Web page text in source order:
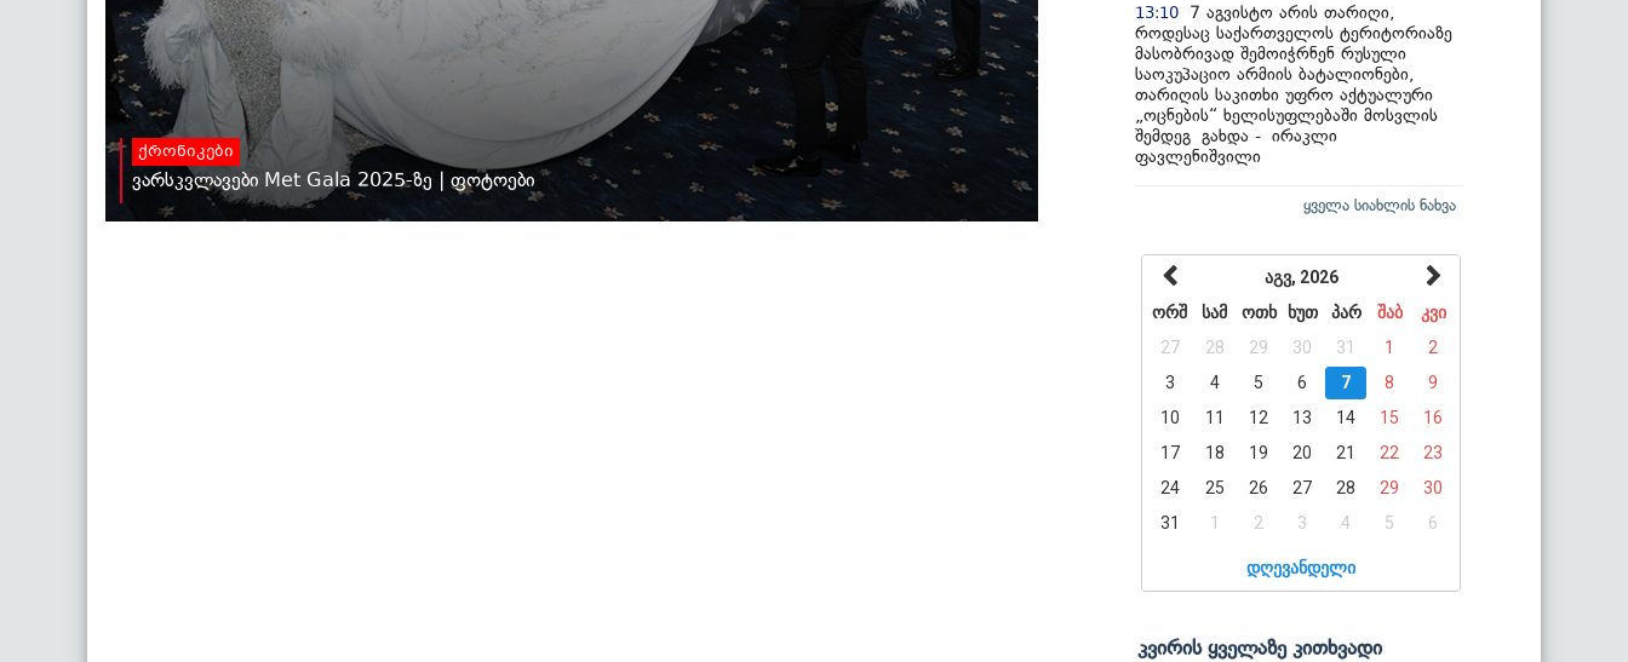
ქრონიკები
ვარსკვლავები Met Gala 2025-ზე | ფოტოები
13:10
7 აგვისტო არის თარიღი,
როდესაც საქართველოს ტერიტორიაზე
მასობრივად შემოიჭრნენ რუსული
საოკუპაციო არმიის ბატალიონები,
თარიღის საკითხი უფრო აქტუალური
„ოცნების“ ხელისუფლებაში მოსვლის
შემდეგ გახდა - ირაკლი
ფავლენიშვილი
ყველა სიახლის ნახვა
აგვ, 2026
ორშ
სამ ოთხ ხუთ პარ შაბ
კვი
27
28 29 30 31 1
2
3
4 5 6 7 8
9
10
11 12 13 14 15
16
17
18 19 20 21 22
23
24
25 26 27 28 29
30
31
1 2 3 4 5 6
დღევანდელი
კვირის ყველაზე კითხვადი